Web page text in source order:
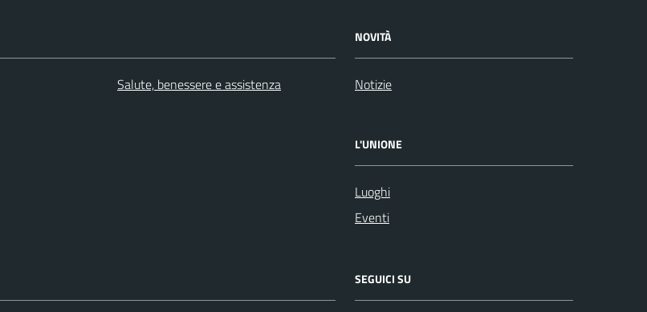
Salute, benessere e assistenza
NOVITÀ
Notizie
L'UNIONE
Luoghi
Eventi
SEGUICI SU